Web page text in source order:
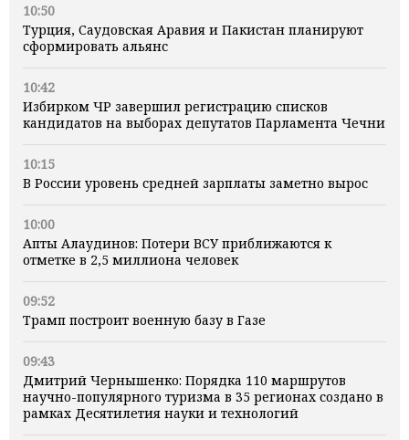
10:50
Турция, Саудовская Аравия и Пакистан планируют
сформировать альянс
10:42
Избирком ЧР завершил регистрацию списков
кандидатов на выборах депутатов Парламента Чечни
10:15
В России уровень средней зарплаты заметно вырос
10:00
Апты Алаудинов: Потери ВСУ приближаются к
отметке в 2,5 миллиона человек
09:52
Трамп построит военную базу в Газе
09:43
Дмитрий Чернышенко: Порядка 110 маршрутов
научно-популярного туризма в 35 регионах создано в
рамках Десятилетия науки и технологий